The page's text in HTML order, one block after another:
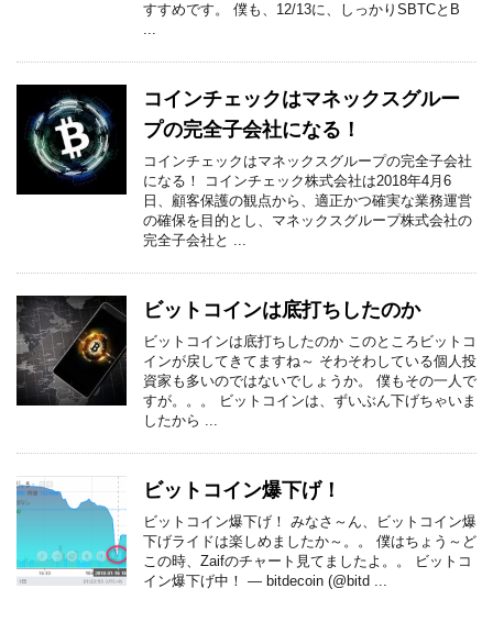
すすめです。 僕も、12/13に、しっかりSBTCとB
...
コインチェックはマネックスグルー
プの完全子会社になる！
コインチェックはマネックスグループの完全子会社
になる！ コインチェック株式会社は2018年4月6
日、顧客保護の観点から、適正かつ確実な業務運営
の確保を目的とし、マネックスグループ株式会社の
完全子会社と ...
ビットコインは底打ちしたのか
ビットコインは底打ちしたのか このところビットコ
インが戻してきてますね～ そわそわしている個人投
資家も多いのではないでしょうか。 僕もその一人で
すが。。。 ビットコインは、ずいぶん下げちゃいま
したから ...
ビットコイン爆下げ！
ビットコイン爆下げ！ みなさ～ん、ビットコイン爆
下げライドは楽しめましたか～。。 僕はちょう～ど
この時、Zaifのチャート見てましたよ。。 ビットコ
イン爆下げ中！ — bitdecoin (@bitd ...